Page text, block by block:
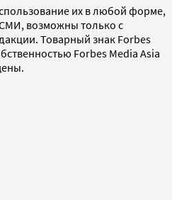
их в любой форме,
возможны только с
Товарный знак Forbes
Forbes Media Asia